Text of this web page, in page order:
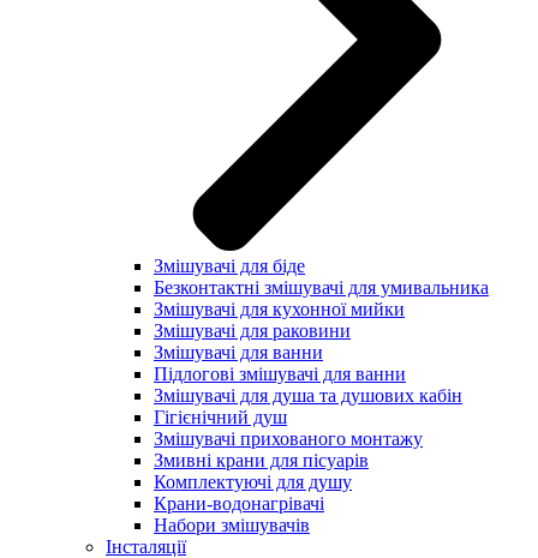
Змішувачі для біде
Безконтактні змішувачі для умивальника
Змішувачі для кухонної мийки
Змішувачі для раковини
Змішувачі для ванни
Підлогові змішувачі для ванни
Змішувачі для душа та душових кабін
Гігієнічний душ
Змішувачі прихованого монтажу
Змивні крани для пісуарів
Комплектуючі для душу
Крани-водонагрівачі
Набори змішувачів
Інсталяції